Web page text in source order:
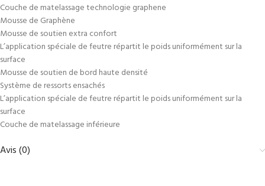
Couche de matelassage technologie graphene
Mousse de Graphène
Mousse de soutien extra confort
L’application spéciale de feutre répartit le poids uniformément sur la
surface
Mousse de soutien de bord haute densité
Système de ressorts ensachés
L’application spéciale de feutre répartit le poids uniformément sur la
surface
Couche de matelassage inférieure
Avis (0)